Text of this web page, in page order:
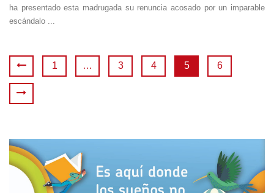
ha presentado esta madrugada su renuncia acosado por un imparable
escándalo ...
1 … 3 4 5 6